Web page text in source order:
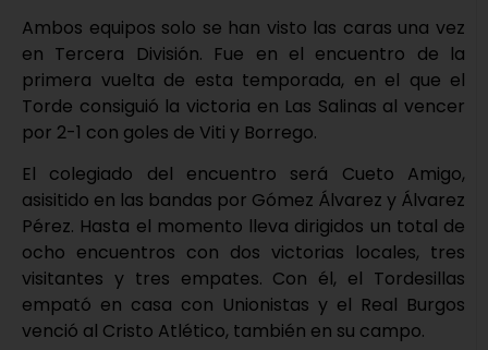
Ambos equipos solo se han visto las caras una vez
en Tercera División. Fue en el encuentro de la
primera vuelta de esta temporada, en el que el
Torde consiguió la victoria en Las Salinas al vencer
por 2-1 con goles de Viti y Borrego.
El colegiado del encuentro será Cueto Amigo,
asisitido en las bandas por Gómez Álvarez y Álvarez
Pérez. Hasta el momento lleva dirigidos un total de
ocho encuentros con dos victorias locales, tres
visitantes y tres empates. Con él, el Tordesillas
empató en casa con Unionistas y el Real Burgos
venció al Cristo Atlético, también en su campo.